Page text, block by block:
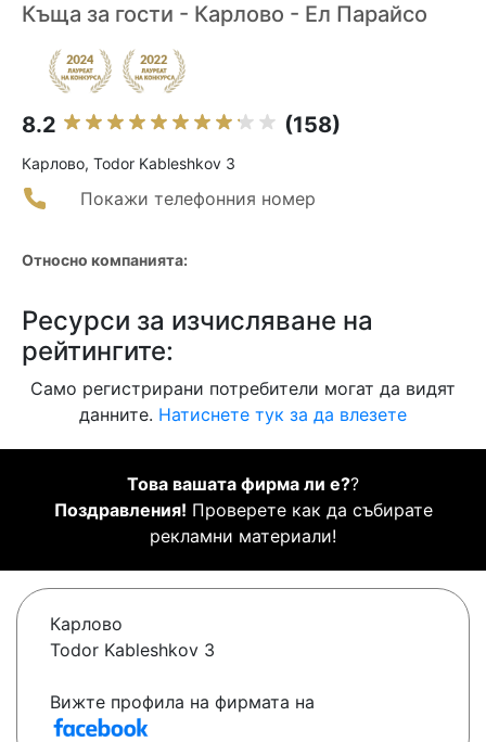
Къща за гости - Карлово - Ел Парайсо
8.2 (158)
Карлово, Todor Kableshkov 3
Покажи телефонния номер
Относно компанията:
Ресурси за изчисляване на
рейтингите:
Само регистрирани потребители могат да видят
данните. Натиснете тук за да влезете
Това вашата фирма ли е??
Поздравления! Проверете как да събирате
рекламни материали!
Карлово
Todor Kableshkov 3
Вижте профила на фирмата на